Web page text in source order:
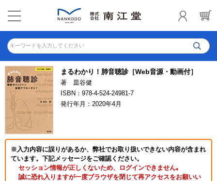
キーワードを入力してください
まるわかり！肺音聴診［Web音源・動画付］
著 皿谷健
ISBN：978-4-524-24981-7
発行年月：2020年4月
※入力内容に誤りがあるか、弊社でお取り扱いできない内容が含まれ
ています。下記メッセージをご確認ください。
セッション情報が正しくないため、ログインできません｡
誠に恐れ入りますが一度ブラウザを閉じて再アクセスをお願いい